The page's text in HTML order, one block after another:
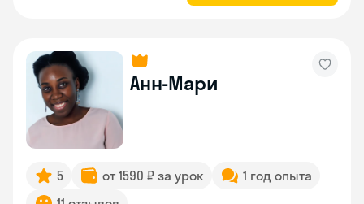
Анн-Мари
5 от 1590 ₽ за урок
1 год опыта